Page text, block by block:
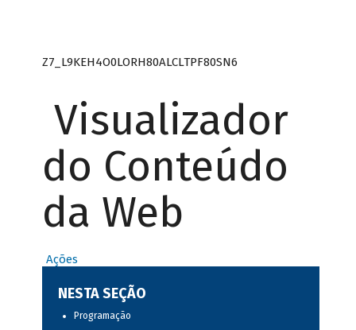
Z7_L9KEH4O0LORH80ALCLTPF80SN6
Visualizador
do Conteúdo
da Web
Ações
NESTA SEÇÃO
Programação